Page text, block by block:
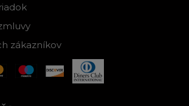
zákazníkov